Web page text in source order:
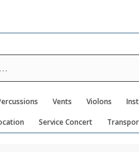
Vents Violons
Service Concert